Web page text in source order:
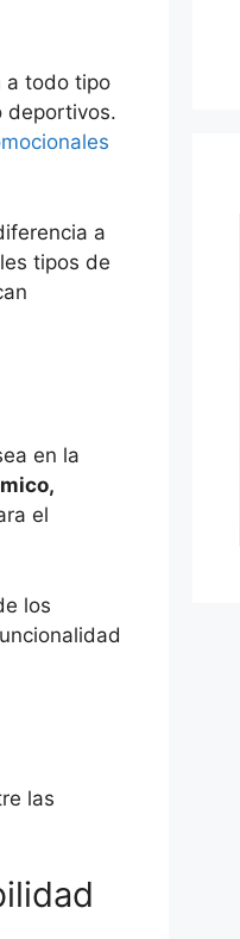
a todo tipo
deportivos.
a
tipos de
en la
el
los
las